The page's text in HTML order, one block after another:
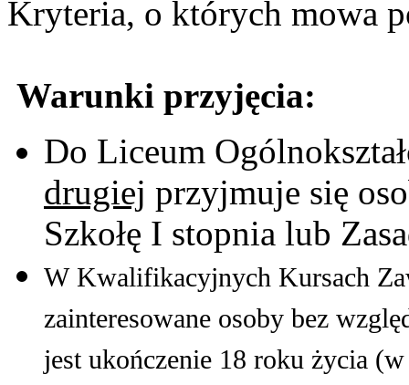
Kryteria, o których mowa
Warunki przyjęcia:
Do Liceum
drugiej przyjmuje się
Szkołę I stopnia lub
W Kwalifikacyjnych Kursach
zainteresowane osoby bez
jest ukończenie 18 roku życia